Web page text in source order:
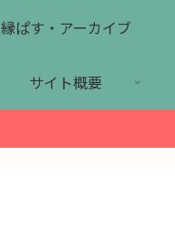
縁ぱす・アーカイブ
サイト概要